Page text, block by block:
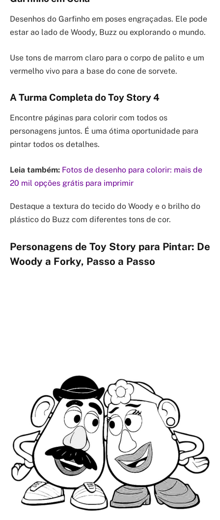
Desenhos do Garfinho em poses engraçadas. Ele pode
estar ao lado de Woody, Buzz ou explorando o mundo.
Use tons de marrom claro para o corpo de palito e um
vermelho vivo para a base do cone de sorvete.
A Turma Completa do Toy Story 4
Encontre páginas para colorir com todos os
personagens juntos. É uma ótima oportunidade para
pintar todos os detalhes.
Leia também: Fotos de desenho para colorir: mais de
20 mil opções grátis para imprimir
Destaque a textura do tecido do Woody e o brilho do
plástico do Buzz com diferentes tons de cor.
Personagens de Toy Story para Pintar: De
Woody a Forky, Passo a Passo